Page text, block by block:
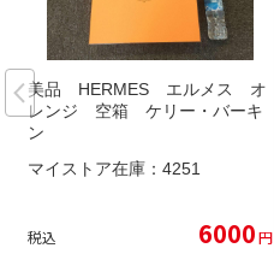
美品 HERMES エルメス オ
レンジ 空箱 ケリー・バーキ
ン
マイストア在庫： 4251
税込 6000円